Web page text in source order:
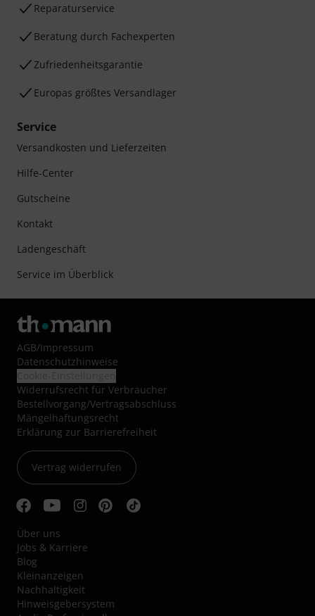
Reparaturservice
Beratung durch Fachexperten
Zufriedenheitsgarantie
Europas größtes Versandlager
Service
Versandkosten und Lieferzeiten
Hilfe-Center
Gutscheine
Kontakt
Ladengeschäft
Service im Überblick
AGB/Impressum
Datenschutzhinweise
Widerrufsrecht für Verbraucher
Bestellvorgang/Vertragsabschluss
Mängelhaftungsrecht
Erklärung zur Barrierefreiheit
Vertrag widerrufen
Über uns
Jobs & Karriere
Blog
Kleinanzeigen
Nachhaltigkeit
Hinweisgebersystem